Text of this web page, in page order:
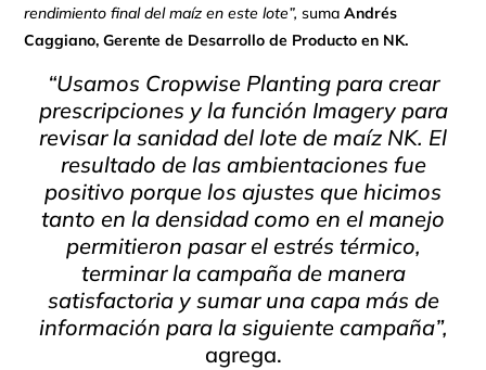
rendimiento final del maíz en este lote”,sumaAndrés
Caggiano, Gerente de Desarrollo de Producto en NK.
“Usamos Cropwise Planting para crear
prescripciones y la función Imagery para
revisar la sanidad del lote de maíz NK. El
resultado de las ambientaciones fue
positivo porque los ajustes que hicimos
tanto en la densidad como en el manejo
permitieron pasar el estrés térmico,
terminar la campaña de manera
satisfactoriay sumar una capa más de
información para la siguiente campaña”,
agrega.